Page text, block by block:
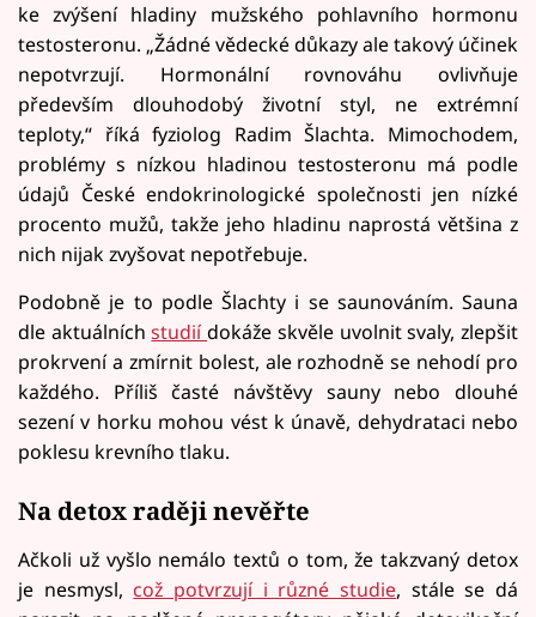
ke zvýšení hladiny mužského pohlavního hormonu
testosteronu. „Žádné vědecké důkazy ale takový účinek
nepotvrzují. Hormonální rovnováhu ovlivňuje
především dlouhodobý životní styl, ne extrémní
teploty,“ říká fyziolog Radim Šlachta. Mimochodem,
problémy s nízkou hladinou testosteronu má podle
údajů České endokrinologické společnosti jen nízké
procento mužů, takže jeho hladinu naprostá většina z
nich nijak zvyšovat nepotřebuje.
Podobně je to podle Šlachty i se saunováním. Sauna
dle aktuálníchstudiídokáže skvěle uvolnit svaly, zlepšit
prokrvení a zmírnit bolest, ale rozhodně se nehodí pro
každého. Příliš časté návštěvy sauny nebo dlouhé
sezení v horku mohou vést k únavě, dehydrataci nebo
poklesu krevního tlaku.
Na detox raději nevěřte
Ačkoli už vyšlo nemálo textů o tom, že takzvaný detox
je nesmysl, což potvrzují i různé studie, stále se dá